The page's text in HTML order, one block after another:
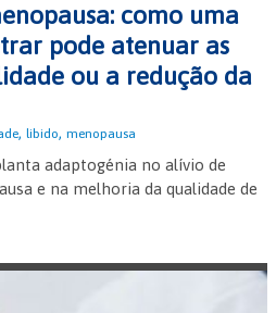
como uma
pode atenuar as
ou a redução da
, libido, menopausa
adaptogénia no alívio de
e na melhoria da qualidade de